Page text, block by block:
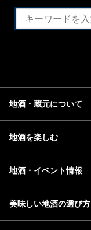
地酒・蔵元について
地酒を楽しむ
地酒・イベント情報
美味しい地酒の選び方